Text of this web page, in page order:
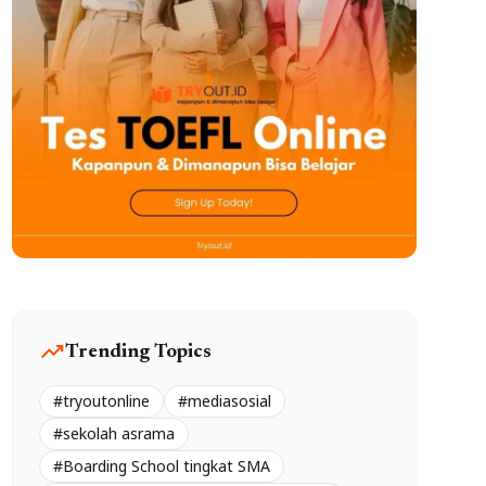
trending_upTrending Topics
#tryoutonline
#mediasosial
#sekolah asrama
#Boarding School tingkat SMA